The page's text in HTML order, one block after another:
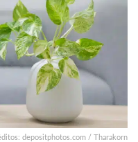
depositphotos.com / Tharakorn